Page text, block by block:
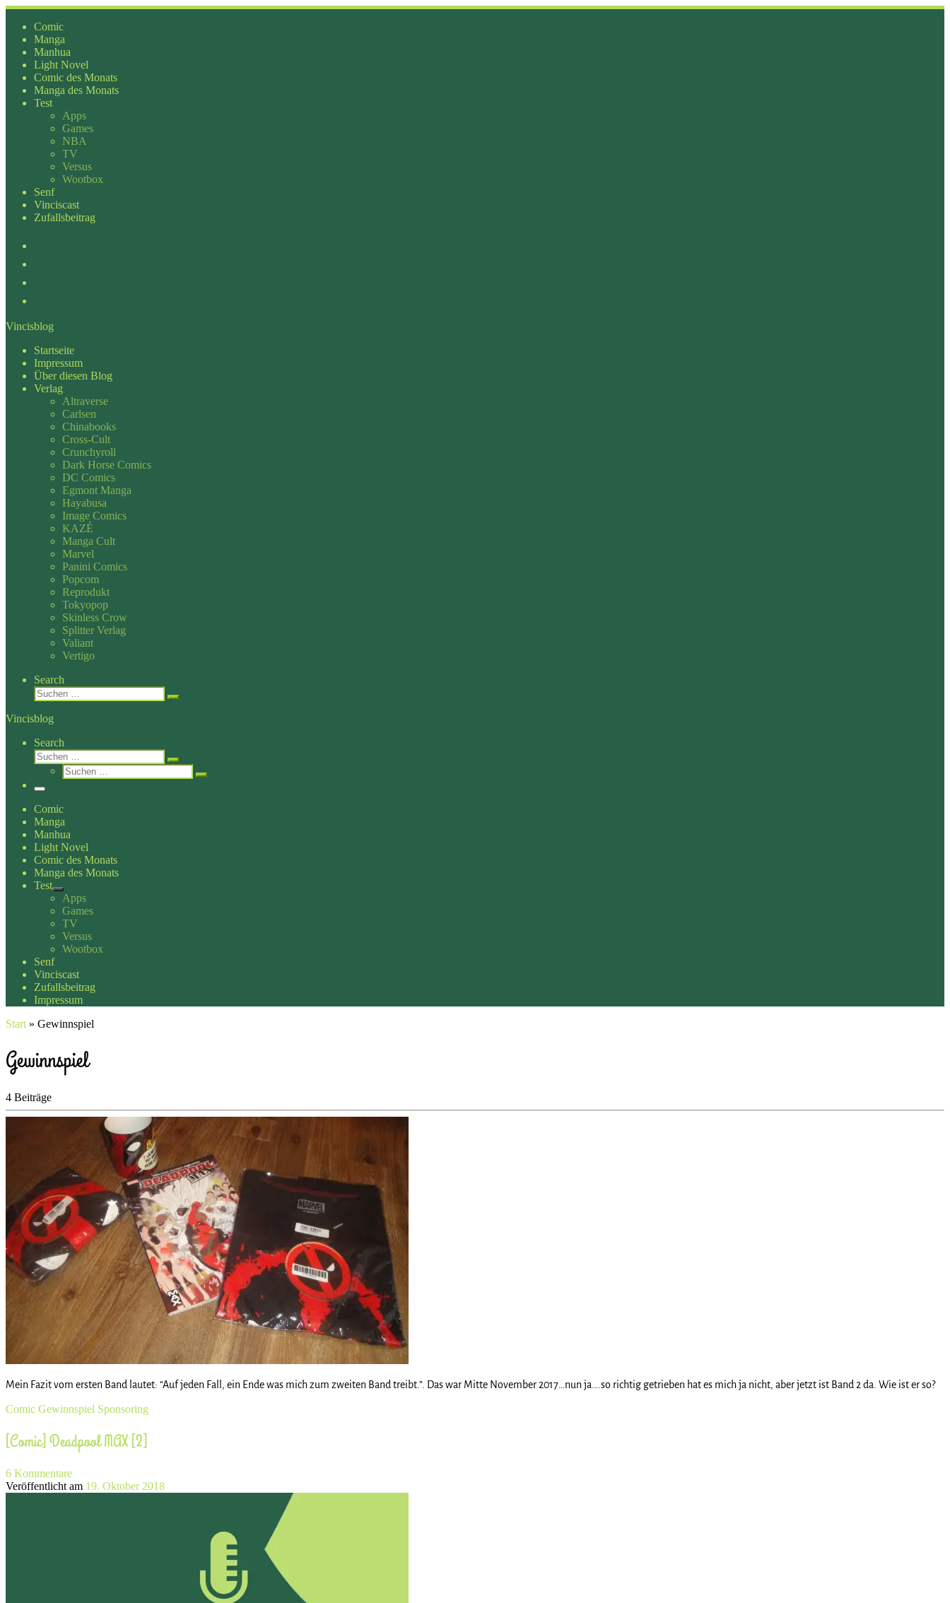
Zum
Inhalt
springen
Comic
Manga
Manhua
Light Novel
Comic des Monats
Manga des Monats
Test
Apps
Games
NBA
TV
Versus
Wootbox
Senf
Vinciscast
Zufallsbeitrag
Vincisblog
Startseite
Impressum
Über diesen Blog
Verlag
Altraverse
Carlsen
Chinabooks
Cross-Cult
Crunchyroll
Dark Horse Comics
DC Comics
Egmont Manga
Hayabusa
Image Comics
KAZÉ
Manga Cult
Marvel
Panini Comics
Popcom
Reprodukt
Tokyopop
Skinless Crow
Splitter Verlag
Valiant
Vertigo
Search
Suche
Suchen …
Vincisblog
Search
Suche
Suchen …
Suche
Suchen …
Menü
Comic
Manga
Manhua
Light Novel
Comic des Monats
Manga des Monats
Test
Apps
Games
TV
Versus
Wootbox
Senf
Vinciscast
Zufallsbeitrag
Impressum
Start » Gewinnspiel
Gewinnspiel
4 Beiträge
Mein Fazit vom ersten Band lautet: “Auf jeden Fall, ein Ende was mich zum zweiten Band treibt.”. Das war Mitte November 2017…nun ja….so richtig getrieben hat es mich ja nicht, aber jetzt ist Band 2 da. Wie ist er so?
Comic Gewinnspiel Sponsoring
[Comic] Deadpool MAX [2]
6 Kommentare
Veröffentlicht am 19. Oktober 2018